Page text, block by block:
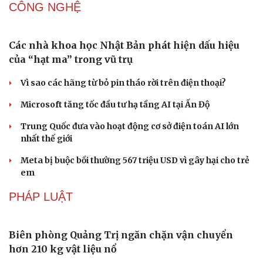
Di sản
Khi bảo tàng đưa hiện vật bước ra khỏi tủ kính trò
DU LỊCH
Những hương vị đưa TP.HCM thành thiên đường
ẩm thực đường phố hàng đầu thế giới
Nối đà tăng trưởng, du lịch Vĩnh Long hấp dẫn khách
quốc tế
Công nghiệp giải trí "chắp cánh" cho điểm đến du lịch
Gia Lai
Hội chợ Du lịch quốc tế TP.HCM 2026 có quy mô lớn nhất
từ trước đến nay
khách kỷ lục
CÔNG NGHỆ